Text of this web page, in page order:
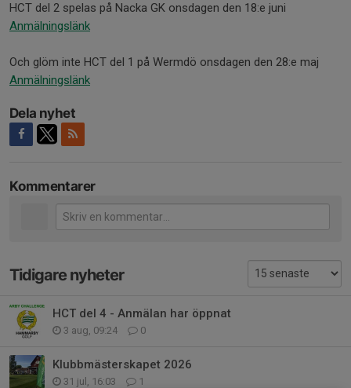
HCT del 2 spelas på Nacka GK onsdagen den 18:e juni
Anmälningslänk
Och glöm inte HCT del 1 på Wermdö onsdagen den 28:e maj
Anmälningslänk
Dela nyhet
Kommentarer
Tidigare nyheter
HCT del 4 - Anmälan har öppnat
3 aug, 09:24 0
Klubbmästerskapet 2026
31 jul, 16:03 1